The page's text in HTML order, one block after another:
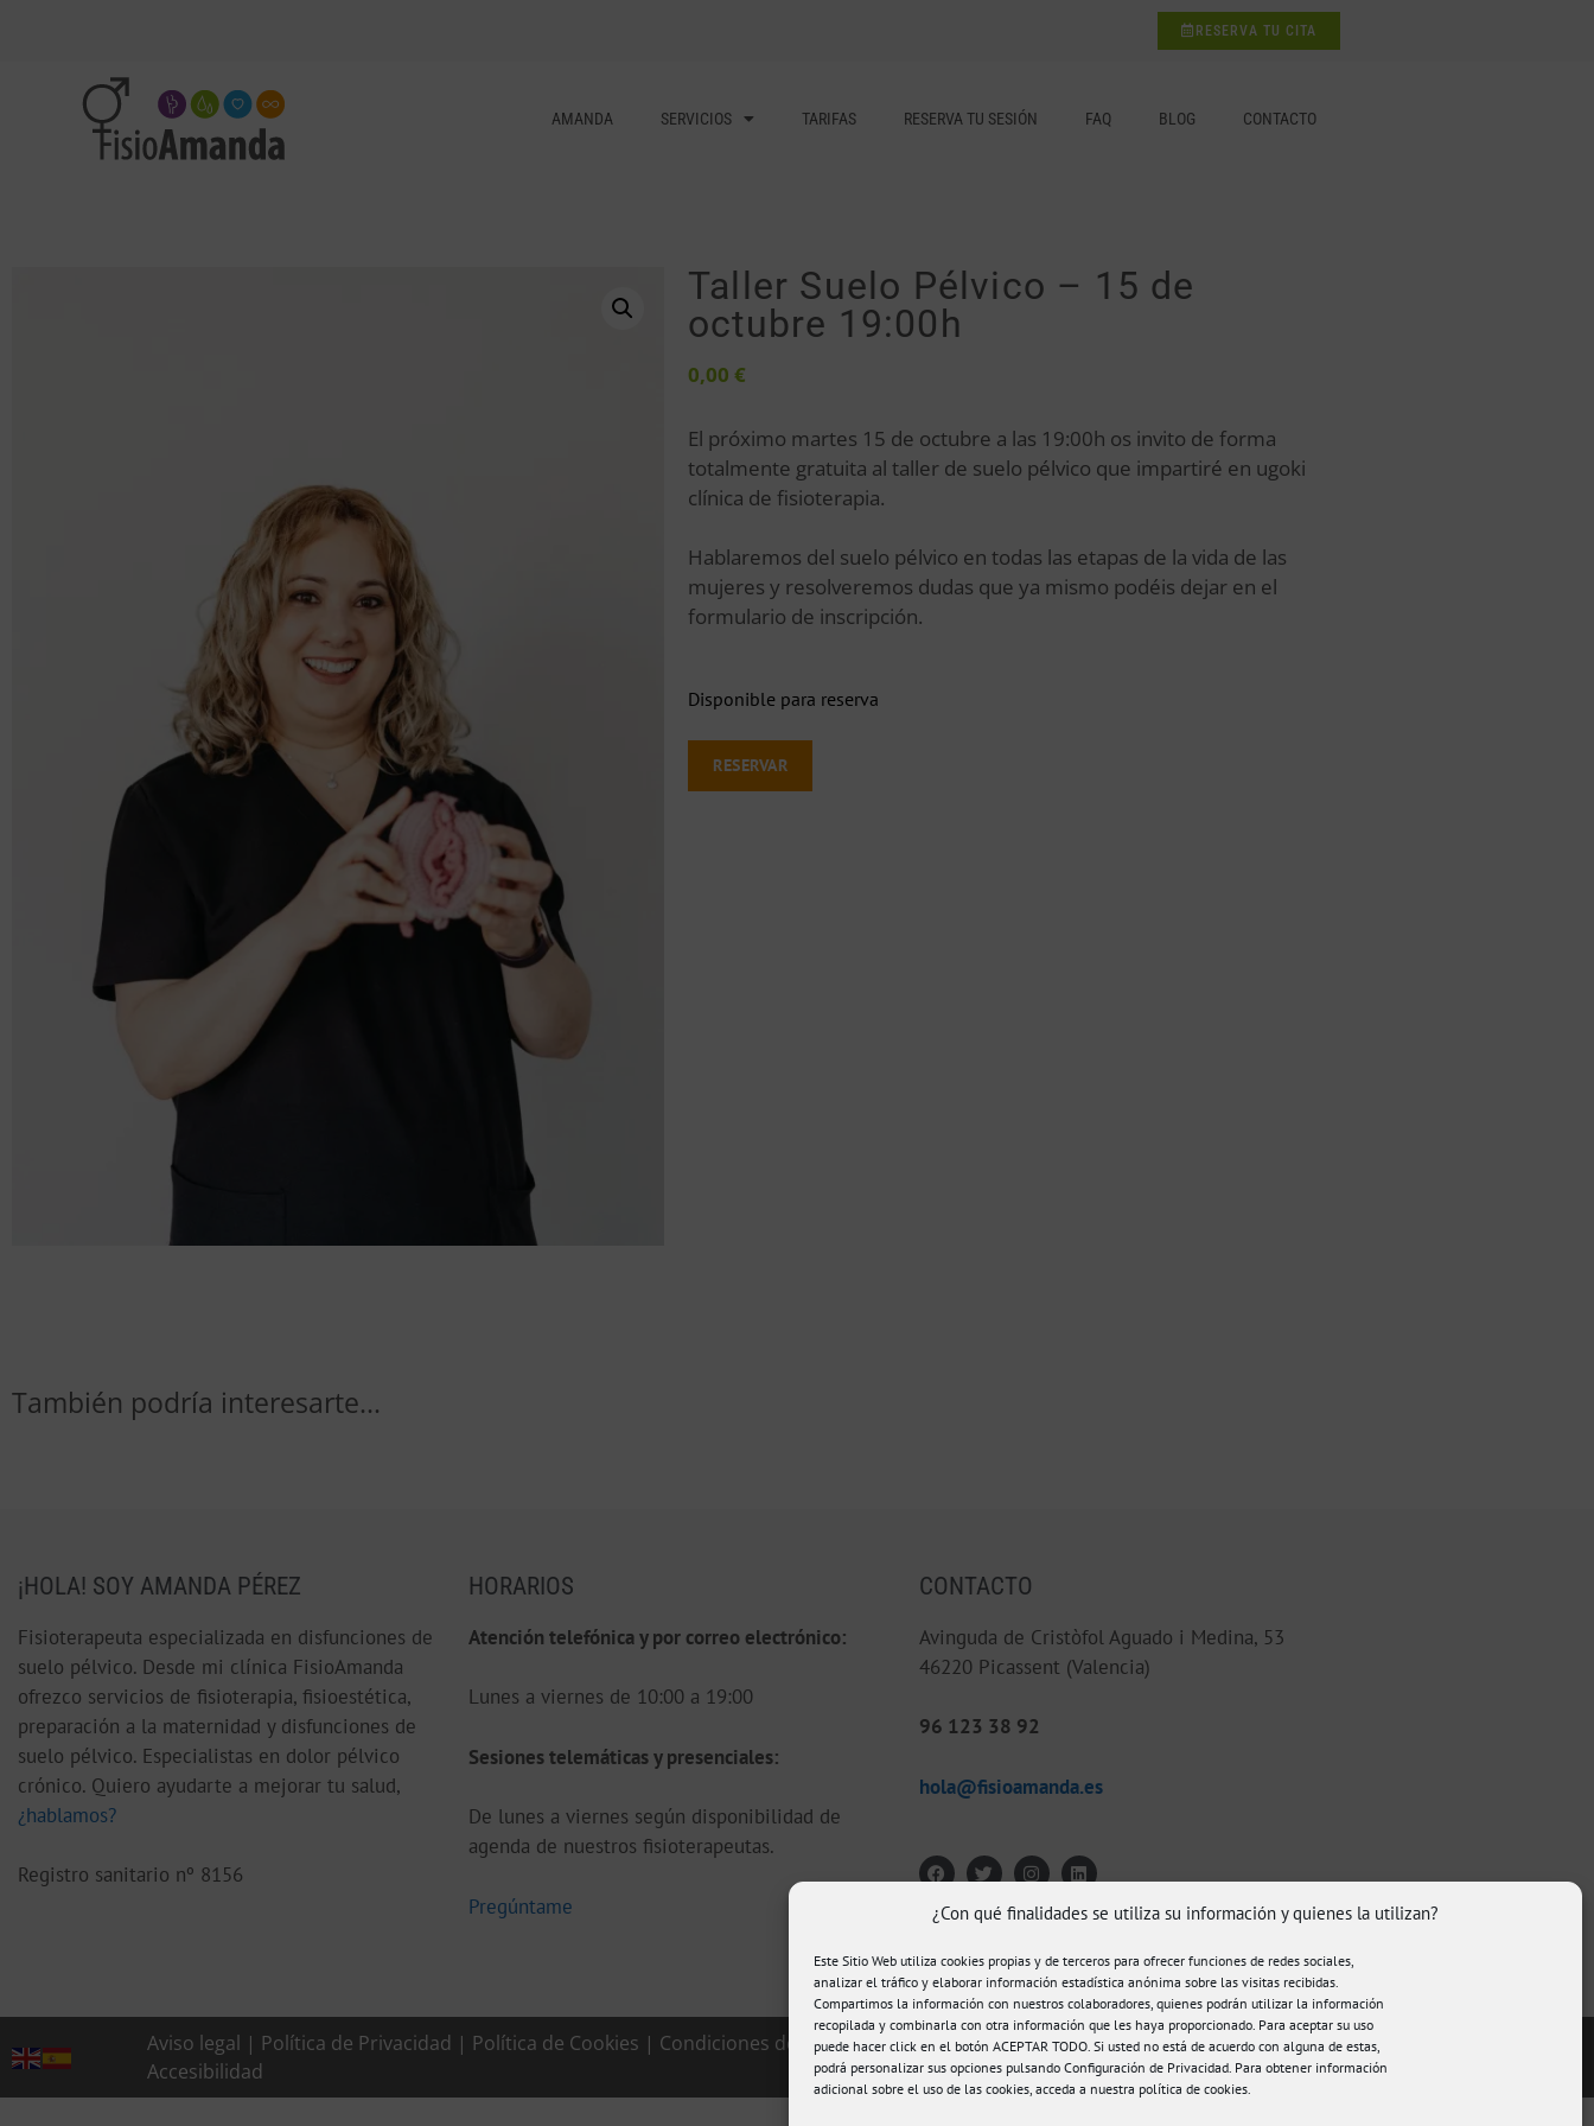
¿Con qué finalidades se utiliza su información y quienes la utilizan?
Este Sitio Web utiliza cookies propias y de terceros para ofrecer funciones de redes sociales,
analizar el tráfico y elaborar información estadística anónima sobre las visitas recibidas.
Compartimos la información con nuestros colaboradores, quienes podrán utilizar la información
recopilada y combinarla con otra información que les haya proporcionado. Para aceptar su uso
puede hacer click en el botón ACEPTAR TODO. Si usted no está de acuerdo con alguna de estas,
podrá personalizar sus opciones pulsando Configuración de Privacidad. Para obtener información
adicional sobre el uso de las cookies, acceda a nuestra política de cookies.
RESERVA TU CITA
AMANDA SERVICIOS TARIFAS RESERVA TU SESIÓN FAQ BLOG CONTACTO
Taller Suelo Pélvico – 15 de
octubre 19:00h
0,00 €
El próximo martes 15 de octubre a las 19:00h os invito de forma
totalmente gratuita al taller de suelo pélvico que impartiré en ugoki
clínica de fisioterapia.
Hablaremos del suelo pélvico en todas las etapas de la vida de las
mujeres y resolveremos dudas que ya mismo podéis dejar en el
formulario de inscripción.
Disponible para reserva
RESERVAR
También podría interesarte...
¡HOLA! SOY AMANDA PÉREZ
Fisioterapeuta especializada en disfunciones de
suelo pélvico. Desde mi clínica FisioAmanda
ofrezco servicios de fisioterapia, fisioestética,
preparación a la maternidad y disfunciones de
suelo pélvico. Especialistas en dolor pélvico
crónico. Quiero ayudarte a mejorar tu salud,
¿hablamos?
Registro sanitario nº 8156
HORARIOS
Atención telefónica y por correo electrónico:
Lunes a viernes de 10:00 a 19:00
Sesiones telemáticas y presenciales:
De lunes a viernes según disponibilidad de
agenda de nuestros fisioterapeutas.
Pregúntame
CONTACTO
Avinguda de Cristòfol Aguado i Medina, 53
46220 Picassent (Valencia)
96 123 38 92
hola@fisioamanda.es
Aviso legal | Política de Privacidad | Política de Cookies | Condiciones de compra|
Accesibilidad
© FisioAmanda 2026